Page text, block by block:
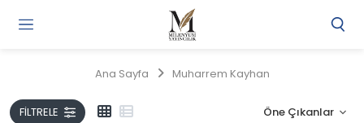
Ana Sayfa Muharrem Kayhan
FILTRELE